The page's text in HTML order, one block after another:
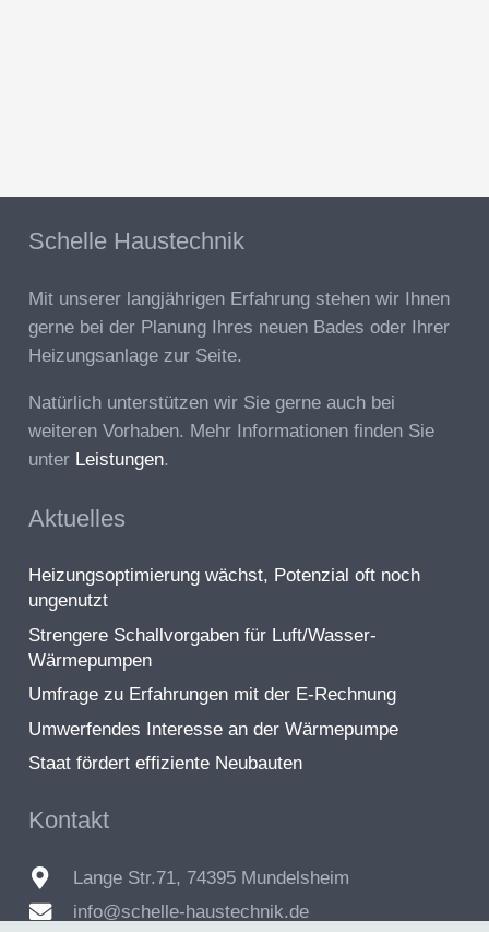
Schelle Haustechnik
Mit unserer langjährigen Erfahrung stehen wir Ihnen
gerne bei der Planung Ihres neuen Bades oder Ihrer
Heizungsanlage zur Seite.
Natürlich unterstützen wir Sie gerne auch bei
weiteren Vorhaben. Mehr Informationen finden Sie
unter Leistungen.
Aktuelles
Heizungsoptimierung wächst, Potenzial oft noch
ungenutzt
Strengere Schallvorgaben für Luft/Wasser-
Wärmepumpen
Umfrage zu Erfahrungen mit der E-Rechnung
Umwerfendes Interesse an der Wärmepumpe
Staat fördert effiziente Neubauten
Kontakt
Lange Str.71, 74395 Mundelsheim
info@schelle-haustechnik.de